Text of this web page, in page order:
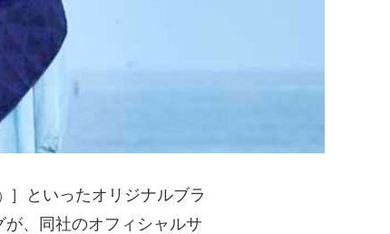
］といったオリジナルブラ
、同社のオフィシャルサ